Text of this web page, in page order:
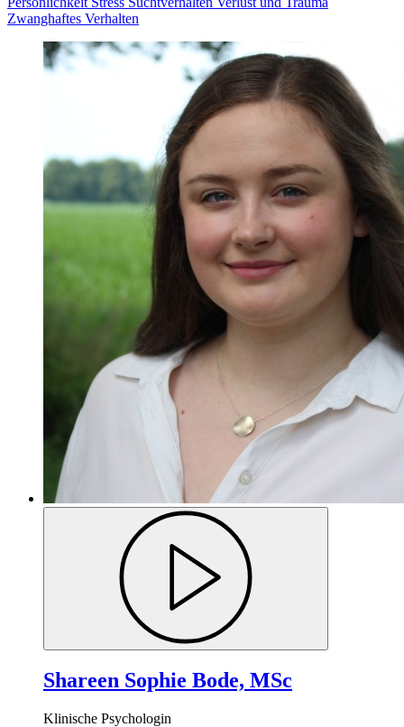
Zwanghaftes Verhalten
Shareen Sophie Bode, MSc
Klinische Psychologin